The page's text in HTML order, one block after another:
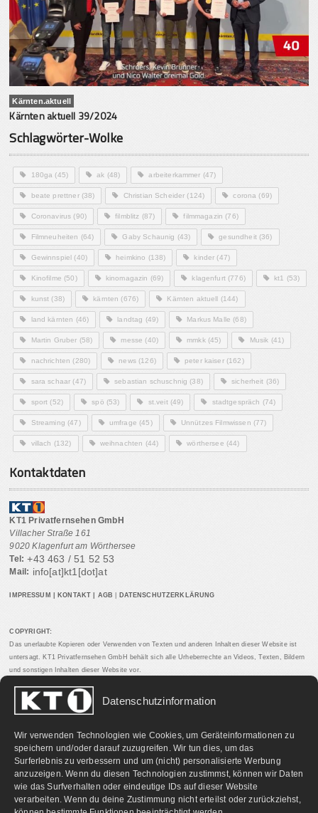
Datenschutzinformation
Wir verwenden Technologien wie Cookies, um Geräteinformationen zu
speichern und/oder darauf zuzugreifen. Wir tun dies, um das
Surferlebnis zu verbessern und um (nicht) personalisierte Werbung
anzuzeigen. Wenn du diesen Technologien zustimmst, können wir Daten
wie das Surfverhalten oder eindeutige IDs auf dieser Website
verarbeiten. Wenn du deine Zustimmung nicht erteilst oder zurückziehst,
Kärnten.aktuell
Kärnten aktuell 39/2024
Schlagwörter-Wolke
180ga (45) ak (48) arbeiterkammer (47)
beate prettner(38) Christian Scheider (124) corona (69)
Coronavirus (90) filmblitz (87) filmmagazin (76)
Filmneuheiten (64) Gaby Schaunig (43) gesundheit(36)
Gewinnspiel (40) heimkino (138) kinder (47)
Kinofilme (50) kinomagazin (69) klagenfurt(776) kt1 (53)
kunst (38) kärnten (676) Kärnten aktuell (144)
land kärnten (46) landtag (49) Markus Malle (68)
Martin Gruber (58) messe (40) mmkk(45) Musik (41)
nachrichten (280) news(126) peter kaiser(162)
sara schaar (47) sebastian schuschnig (38) sicherheit (36)
sport (52) spö (53) st.veit(49) stadtgespräch (74)
Streaming (47) umfrage (45) Unnützes Filmwissen (77)
villach (132) weihnachten (44) wörthersee (44)
Kontaktdaten
KT1 Privatfernsehen GmbH
Villacher Straße 161
9020 Klagenfurt am Wörthersee
Tel: +43 463 / 51 52 53
Mail: info[at]kt1[dot]at
IMPRESSUM KONTAKT AGB DATENSCHUTZERKLÄRUNG
COPYRIGHT:
Das unerlaubte Kopieren oder Verwenden von Texten und anderen Inhalten dieser Website ist
untersagt. KT1 Privatfernsehen GmbH behält sich alle Urheberrechte an Videos, Texten, Bildern
und sonstigen Inhalten dieser Website vor.
PARTNERLINKS: